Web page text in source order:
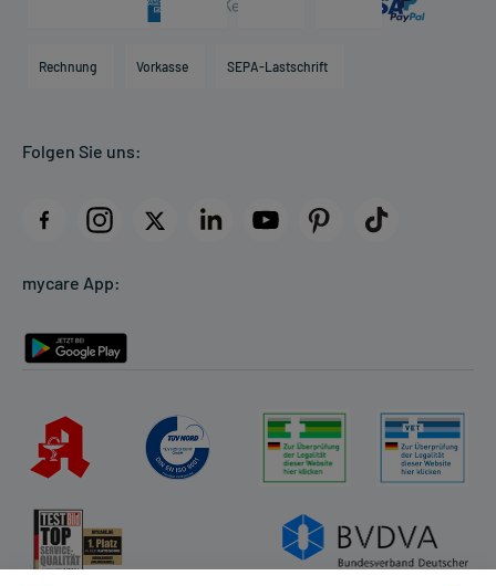
Direktabrechnung PKV
AGB
Datenschutz
Rückgabe/Widerruf
Rechnung Vorkasse SEPA-Lastschrift
Folgen Sie uns:
mycare App: